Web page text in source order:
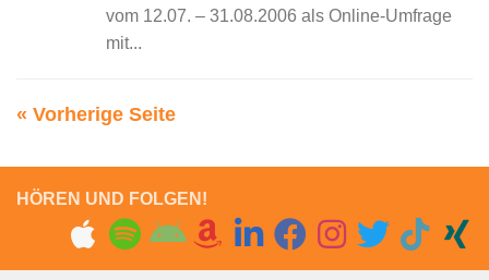
vom 12.07. – 31.08.2006 als Online-Umfrage
mit...
« Vorherige Seite
HÖREN UND FOLGEN!